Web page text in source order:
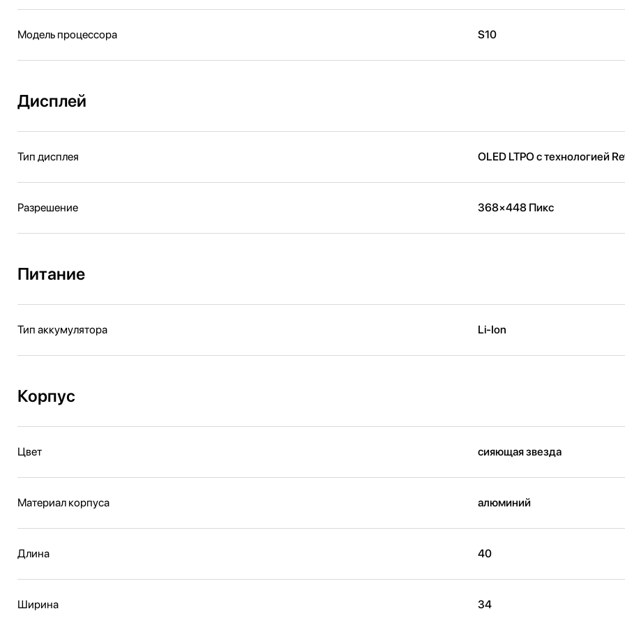
Модель процессора S10
Дисплей
Тип дисплея OLED LTPO с технологией
Разрешение 368×448 Пикс
Питание
Тип аккумулятора Li-Ion
Корпус
Цвет сияющая звезда
Материал корпуса алюминий
Длина 40
Ширина 34